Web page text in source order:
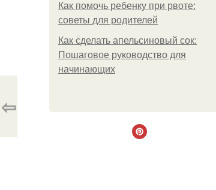
Как помочь ребенку при рвоте:
советы для родителей
Как сделать апельсиновый сок:
Пошаговое руководство для
начинающих
⇦